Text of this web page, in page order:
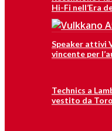
Hi-Fi nell’Era
Speaker attivi
vincente per
Technics a
vestito da